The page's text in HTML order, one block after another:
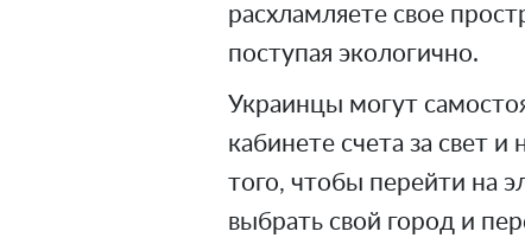
расхламляете свое
поступая экологично.
Украинцы могут
кабинете счета за свет
того, чтобы перейти на
выбрать свой город и